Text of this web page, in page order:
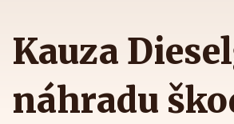
Kauza
náhradu